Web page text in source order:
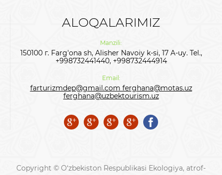
Copyright © O‘zbekiston Respublikasi Ekologiya, atrof-
ALOQALARIMIZ
Manzili:
150100 г. Farg'ona sh, Alisher Navoiy k-si, 17 A-uy. Tel.,
+998732441440, +998732444914
Email:
farturizmdep@gmail.com ferghana@motas.uz
ferghana@uzbektourism.uz